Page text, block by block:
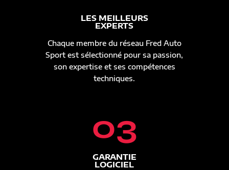
LES MEILLEURS
EXPERTS
Chaque membre du réseau Fred Auto
Sport est sélectionné pour sa passion,
son expertise et ses compétences
techniques.
03
GARANTIE
LOGICIEL